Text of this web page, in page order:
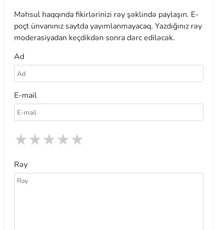
Məhsul haqqında fikirlərinizi rəy şəklində paylaşın. E-
poçt ünvanınız saytda yayımlanmayacaq. Yazdığınız rəy
moderasiyadan keçdikdən sonra dərc ediləcək.
Ad
E-mail
★
★
★
★
★
Rəy